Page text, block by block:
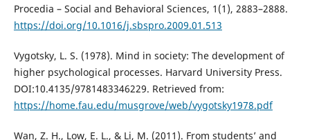
Procedia – Social and Behavioral Sciences, 1(1), 2883–2888.
https://doi.org/10.1016/j.sbspro.2009.01.513
Vygotsky, L. S. (1978). Mind in society: The development of
higher psychological processes. Harvard University Press.
DOI:10.4135/9781483346229. Retrieved from:
https://home.fau.edu/musgrove/web/vygotsky1978.pdf
Wan, Z. H., Low, E. L., & Li, M. (2011). From students’ and